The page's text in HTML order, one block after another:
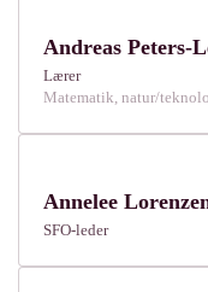
Andreas Peters-
Lærer
Matematik, natur/
Annelee
SFO-leder